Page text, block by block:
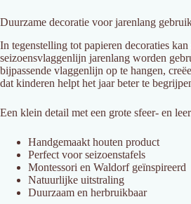
Duurzame decoratie voorjarenlang
In tegenstelling tot papieren decoraties kan
seizoensvlaggenlijn jarenlang worden
bijpassende vlaggenlijn op te hangen,
dat kinderen helpt het jaarbeterte
Een klein detail met een grote sfeer- en
Handgemaakt houten product
Perfect voorseizoenstafels
Montessori en Waldorf geïnspireerd
Natuurlijke uitstraling
Duurzaam en herbruikbaar